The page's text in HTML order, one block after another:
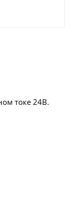
токе 24В.